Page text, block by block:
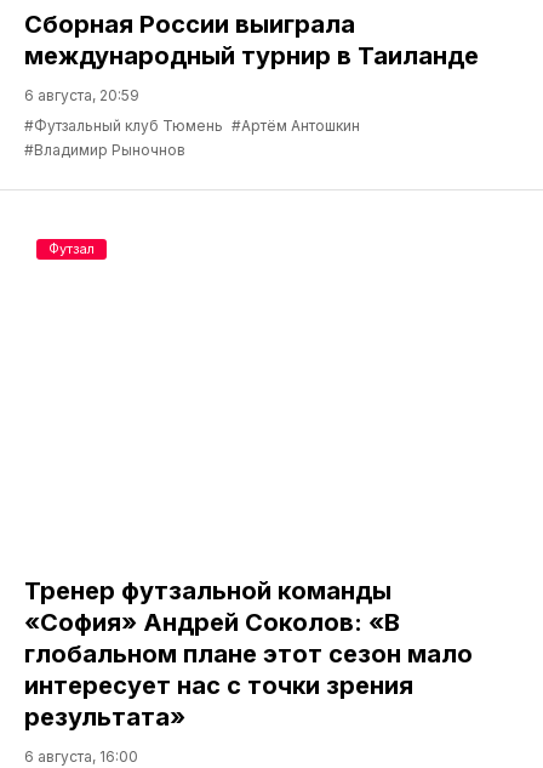
Сборная России выиграла
международный турнир в Таиланде
6 августа, 20:59
#Футзальный клуб Тюмень #Артём Антошкин
#Владимир Рыночнов
Тренер футзальной команды
«София» Андрей Соколов: «В
глобальном плане этот сезон мало
интересует нас с точки зрения
результата»
6 августа, 16:00
Футзал